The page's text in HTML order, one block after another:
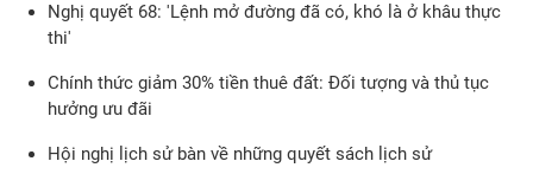
Nghị quyết 68: 'Lệnh mở đường đã có, khó là ở khâu thực
thi'
Chính thức giảm 30% tiền thuê đất: Đối tượng và thủ tục
hưởng ưu đãi
Hội nghị lịch sử bàn về những quyết sách lịch sử